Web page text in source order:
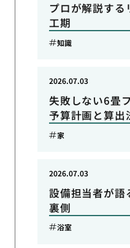
プロが解説する
工期
知識
失敗しない6畳
予算計画と算出
2026.07.03
家
設備担当者が語
裏側
2026.07.03
浴室